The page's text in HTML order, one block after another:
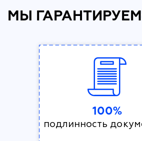
МЫ
100%
подлинность